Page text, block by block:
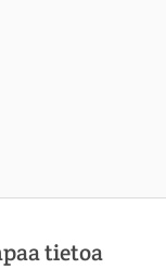
tietoa